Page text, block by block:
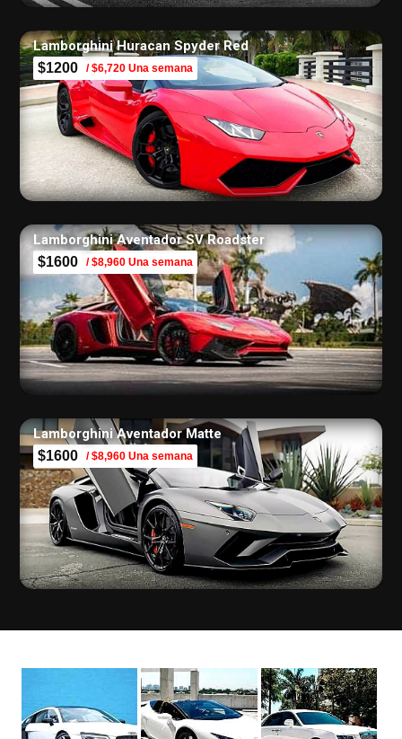
Lamborghini Huracan Spyder Red
$1200 / $6,720 Una semana
Lamborghini Aventador SV Roadster
$1600 / $8,960 Una semana
Lamborghini Aventador Matte
$1600 / $8,960 Una semana